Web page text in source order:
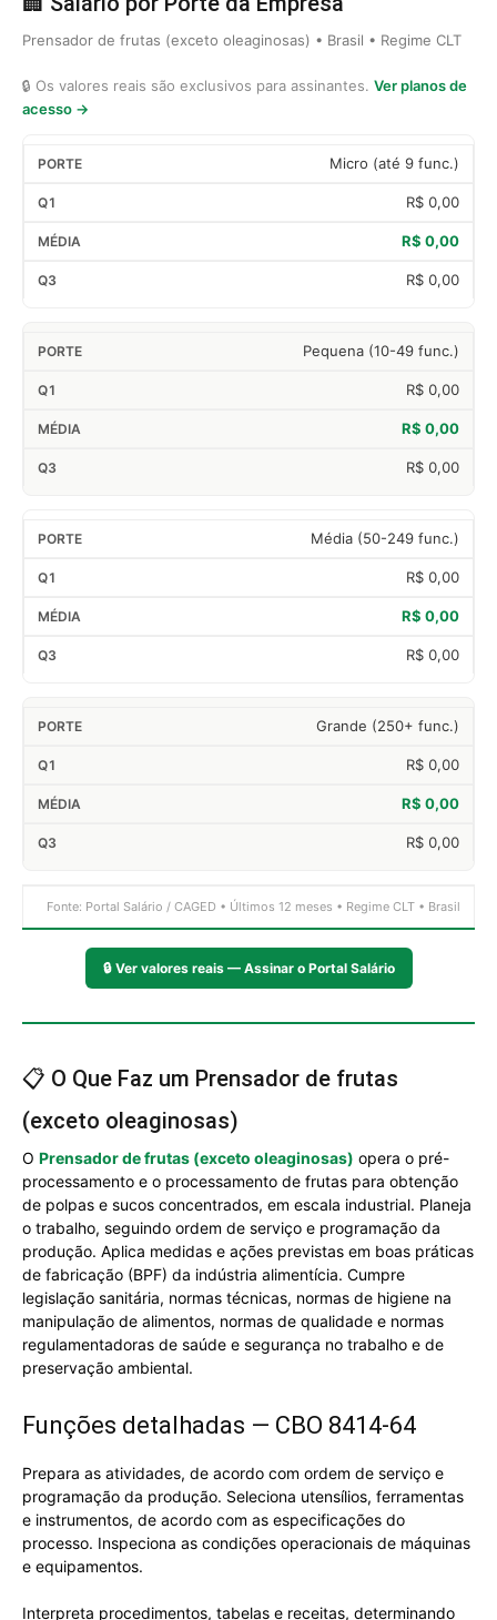
Prensador de frutas (exceto oleaginosas) • Brasil • Regime CLT
🔒 Os valores reais são exclusivos para assinantes. Ver planos de
acesso →
Micro (até 9 func.)
R$ 0,00
R$ 0,00
R$ 0,00
Pequena (10-49 func.)
R$ 0,00
R$ 0,00
R$ 0,00
Média (50-249 func.)
R$ 0,00
R$ 0,00
R$ 0,00
Grande (250+ func.)
R$ 0,00
R$ 0,00
R$ 0,00
Fonte: Portal Salário / CAGED • Últimos 12 meses • Regime CLT • Brasil
🔒 Ver valores reais — Assinar o Portal Salário
📋 O Que Faz um Prensador de frutas
(exceto oleaginosas)
O Prensador de frutas (exceto oleaginosas) opera o pré-
processamento e o processamento de frutas para obtenção
de polpas e sucos concentrados, em escala industrial. Planeja
o trabalho, seguindo ordem de serviço e programação da
produção. Aplica medidas e ações previstas em boas práticas
de fabricação (BPF) da indústria alimentícia. Cumpre
legislação sanitária, normas técnicas, normas de higiene na
manipulação de alimentos, normas de qualidade e normas
regulamentadoras de saúde e segurança no trabalho e de
preservação ambiental.
Funções detalhadas — CBO 8414-64
Prepara as atividades, de acordo com ordem de serviço e
programação da produção. Seleciona utensílios, ferramentas
e instrumentos, de acordo com as especificações do
processo. Inspeciona as condições operacionais de máquinas
e equipamentos.
Interpreta procedimentos, tabelas e receitas, determinando